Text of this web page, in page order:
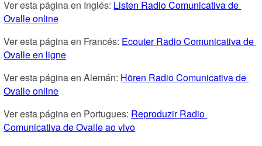
Ver esta página en Inglés: Listen Radio Comunicativa de
Ovalle online
Ver esta página en Francés: Ecouter Radio Comunicativa de
Ovalle en ligne
Ver esta página en Alemán: Hören Radio Comunicativa de
Ovalle online
Ver esta página en Portugues: Reproduzir Radio
Comunicativa de Ovalle ao vivo